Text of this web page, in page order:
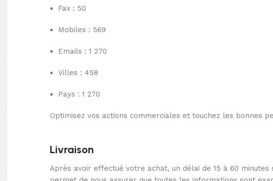
Fax : 50
Mobiles : 569
Emails : 1 270
Villes : 458
Pays : 1 270
Optimisez vos actions commerciales et touchez les bonnes
Livraison
Après avoir effectué votre achat, un délai de 15 à 60